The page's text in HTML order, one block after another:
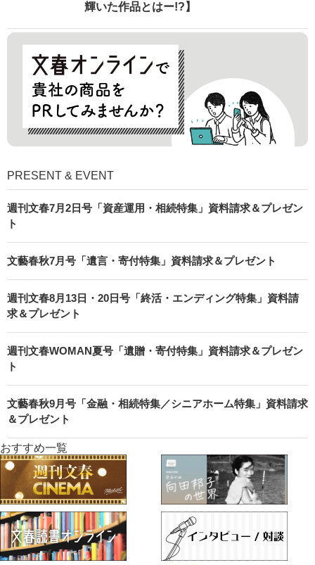
輝いた作品とはー!?】
PRESENT & EVENT
週刊文春7月2日号「資産運用・相続特集」資料請求＆プレゼン
ト
文藝春秋7月号「遺言・寄付特集」資料請求＆プレゼント
週刊文春8月13日・20日号「終活・エンディング特集」資料請
求＆プレゼント
週刊文春WOMAN夏号「遺贈・寄付特集」資料請求＆プレゼン
ト
文藝春秋9月号「金融・相続特集／シニアホーム特集」資料請求
＆プレゼント
おすすめ一覧